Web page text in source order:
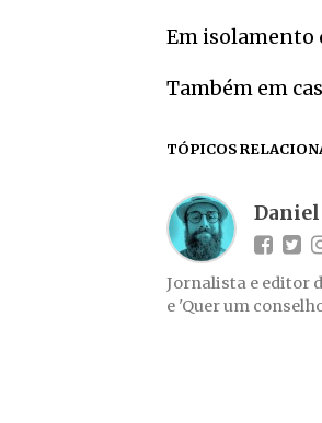
Em isolamento
Também em
TÓPICOS
Jornalista e editor
e 'Quer um